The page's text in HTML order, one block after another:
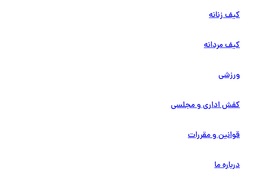
کیف زنانه
کیف مردانه
ورزشی
کفش اداری و مجلسی
قوانین و مقررات
درباره ما